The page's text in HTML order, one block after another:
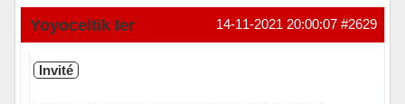
#2629
14-11-2021 20:00:07
Yoyoceltik Ier
Invité